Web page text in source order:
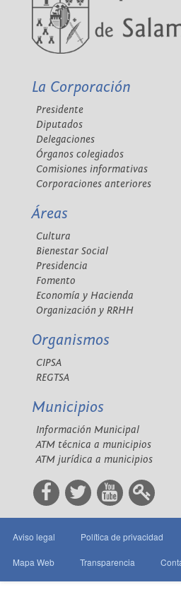
La Corporación
Presidente
Diputados
Delegaciones
Órganos colegiados
Comisiones informativas
Corporaciones anteriores
Áreas
Cultura
Bienestar Social
Presidencia
Fomento
Economía y Hacienda
Organización y RRHH
Organismos
CIPSA
REGTSA
Municipios
Información Municipal
ATM técnica a municipios
ATM jurídica a municipios
Aviso legal Política de privacidad
Mapa Web Transparencia